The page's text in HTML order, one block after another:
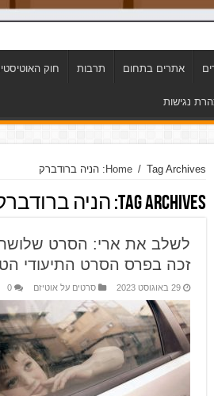
אתרים בתחום תרבות חוק
נגישות
Home / Tag Archives: הניה ברודברק
Tag Archives: הניה
לשלב את ארי: הסרט
זכה בפרס הסרט התיעודי
29 באוגוסט 2023 סרטים על אוטיזם 0